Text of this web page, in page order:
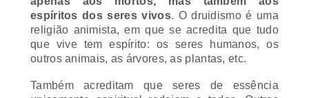
espíritos dos seres vivos. O druidismo é uma
religião animista, em que se acredita que tudo
que vive tem espírito: os seres humanos, os
outros animais, as árvores, as plantas, etc.
unicamente espiritual rodeiam a todos. Outras